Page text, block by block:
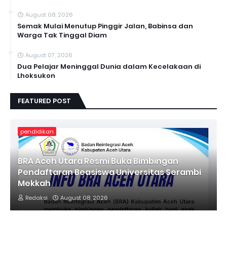
August 08, 2026
Semak Mulai Menutup Pinggir Jalan, Babinsa dan
Warga Tak Tinggal Diam
August 07, 2026
Dua Pelajar Meninggal Dunia dalam Kecelakaan di
Lhoksukon
FEATURED POST
pendidikan
BRA Aceh Utara Resmi Buka Bimbingan
Pendaftaran Beasiswa Universitas Serambi
Mekkah
Redaksi August 08, 2026